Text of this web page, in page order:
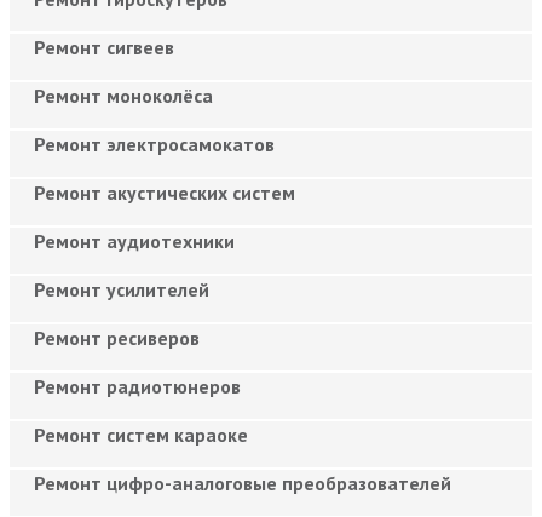
Ремонт сигвеев
Ремонт моноколёса
Ремонт электросамокатов
Ремонт акустических систем
Ремонт аудиотехники
Ремонт усилителей
Ремонт ресиверов
Ремонт радиотюнеров
Ремонт систем караоке
Ремонт цифро-аналоговые преобразователей